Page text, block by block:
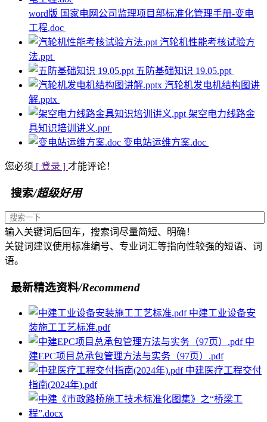
word版 国家电网公司监理项目部标准化管理手册-变电
工程.doc
汽轮机性能考核试验方
法.ppt
五防基础知识 19.05.ppt
汽轮机发电机结构图讲
解.pptx
架空电力线路金
具知识培训讲义.ppt
变电站运维方案.doc
您必须 [ 登录 ] 才能评论！
搜索/超级好用
输入关键词后回车，搜索词尽量简短、明确！
关键词建议使用标准编号、专业词汇等指向性较强的短语、词
语。
最新精选资料/Recommend
中建工业设备安
装施工工艺标准.pdf
中
建EPC项目总承包管理方法与实务（97页）.pdf
中建医疗工程交付
指南(2024年).pdf